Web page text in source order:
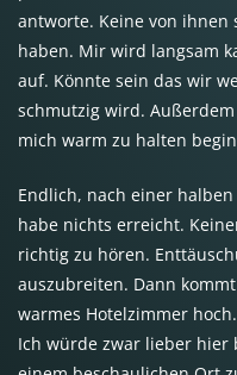
antworte. Keine von ihnen
haben. Mir wird langsam
auf. Könnte sein das wir
schmutzig wird.
mich warm zu halten
Endlich, nach einer
habe nichts erreicht.
richtig zu hören.
auszubreiten. Dann
warmes Hotelzimmer
Ich würde zwar lieber hier